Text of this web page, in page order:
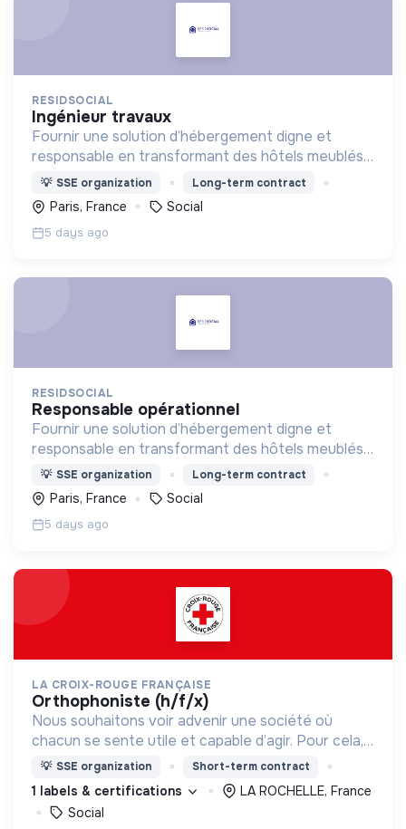
RESIDSOCIAL
ingénieur travaux
Fournir une solution d’hébergement digne et
responsable en transformant des hôtels meublés
pour les adapter à l'accueil de familles en situation
de précarité.
💡 SSE organization Long-term contract
Paris, France Social
5 days ago
RESIDSOCIAL
responsable opérationnel
Fournir une solution d’hébergement digne et
responsable en transformant des hôtels meublés
pour les adapter à l'accueil de familles en situation
de précarité.
💡 SSE organization Long-term contract
Paris, France Social
5 days ago
LA CROIX-ROUGE FRANÇAISE
orthophoniste (h/f/x)
Nous souhaitons voir advenir une société où
chacun se sente utile et capable d’agir. Pour cela,
nous proposons des moyens et des lieux
d’engagement innovants et adaptés à tous.
💡 SSE organization Short-term contract
1 labels & certifications
LA ROCHELLE, France
Social